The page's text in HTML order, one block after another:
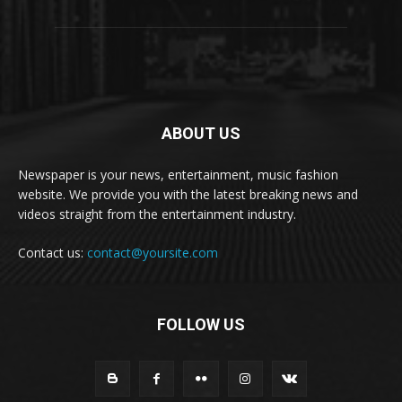
ABOUT US
Newspaper is your news, entertainment, music fashion
website. We provide you with the latest breaking news and
videos straight from the entertainment industry.
Contact us: contact@yoursite.com
FOLLOW US